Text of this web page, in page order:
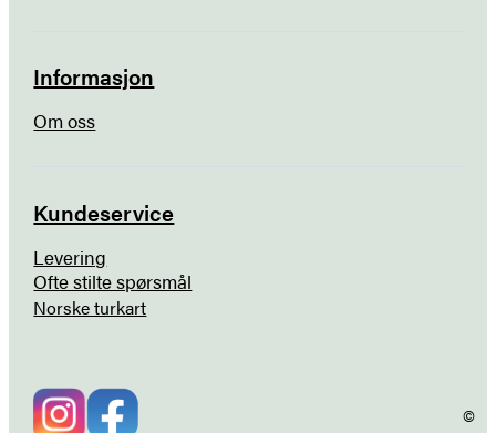
Informasjon
Om oss
Kundeservice
Levering
Ofte stilte spørsmål
Norske turkart
©